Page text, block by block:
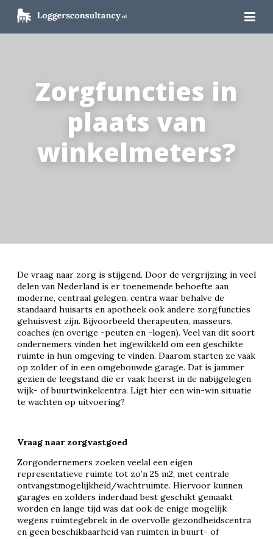
Zorgfuncties in
plaats van
winkelmeters?
De vraag naar zorg is stijgend. Door de vergrijzing in veel
delen van Nederland is er toenemende behoefte aan
moderne, centraal gelegen, centra waar behalve de
standaard huisarts en apotheek ook andere zorgfuncties
gehuisvest zijn. Bijvoorbeeld therapeuten, masseurs,
coaches (en overige -peuten en -logen). Veel van dit soort
ondernemers vinden het ingewikkeld om een geschikte
ruimte in hun omgeving te vinden. Daarom starten ze vaak
op zolder of in een omgebouwde garage. Dat is jammer
gezien de leegstand die er vaak heerst in de nabijgelegen
wijk- of buurtwinkelcentra. Ligt hier een win-win situatie
te wachten op uitvoering?
Vraag naar zorgvastgoed
Zorgondernemers zoeken veelal een eigen
representatieve ruimte tot zo’n 25 m2, met centrale
ontvangstmogelijkheid/wachtruimte. Hiervoor kunnen
garages en zolders inderdaad best geschikt gemaakt
worden en lange tijd was dat ook de enige mogelijk
wegens ruimtegebrek in de overvolle gezondheidscentra
en geen beschikbaarheid van ruimten in buurt- of